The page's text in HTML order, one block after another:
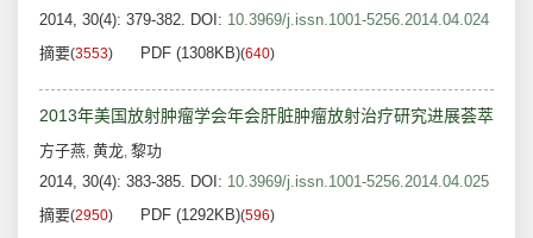
2014, 30(4): 379-382. DOI: 10.3969/j.issn.1001-5256.2014.04.024
摘要(3553) PDF (1308KB)(640)
2013年美国放射肿瘤学会年会肝脏肿瘤放射治疗研究进展荟萃
方子燕, 黄龙, 黎功
2014, 30(4): 383-385. DOI: 10.3969/j.issn.1001-5256.2014.04.025
摘要(2950) PDF (1292KB)(596)